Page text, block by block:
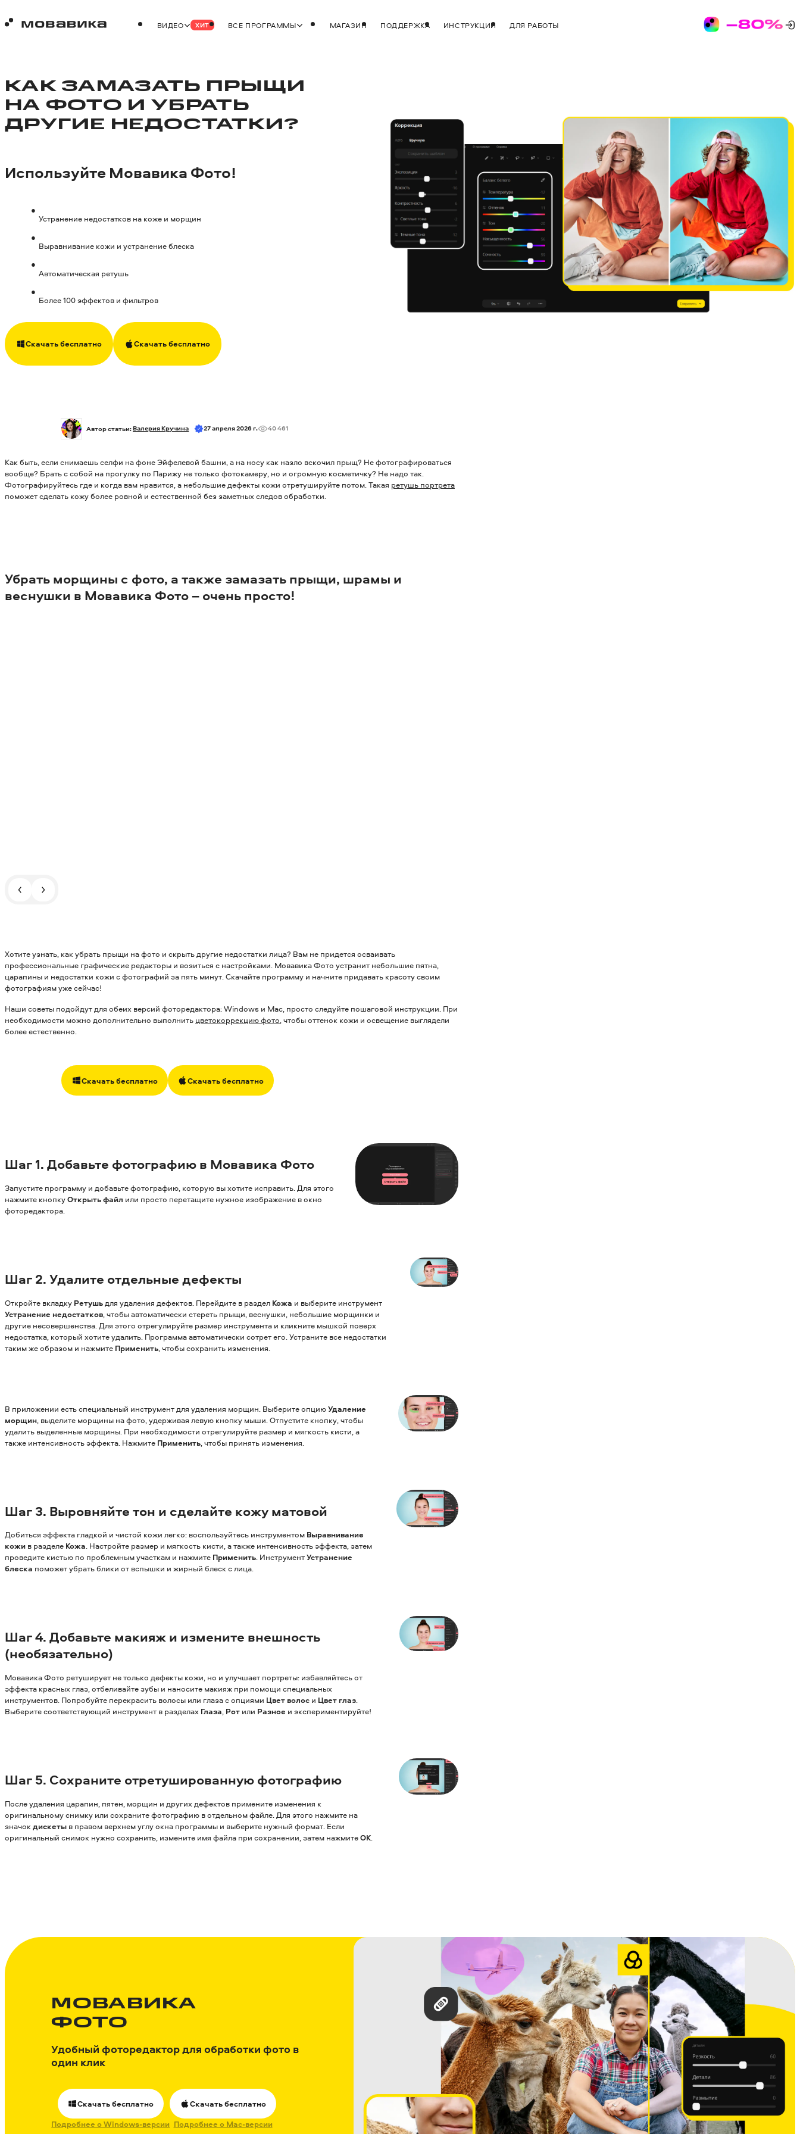
ВИДЕО ХИТ ВСЕ ПРОГРАММЫ МАГАЗИН ПОДДЕРЖКА ИНСТРУКЦИИ ДЛЯ РАБОТЫ
КАК ЗАМАЗАТЬ ПРЫЩИ
НА ФОТО И УБРАТЬ
ДРУГИЕ НЕДОСТАТКИ?
Используйте Мовавика Фото!
Устранение недостатков на коже и морщин
Выравнивание кожи и устранение блеска
Автоматическая ретушь
Более 100 эффектов и фильтров
Скачать бесплатно Скачать бесплатно
Автор статьи: Валерия Кручина 27 апреля 2026 г. 40 461
Как быть, если снимаешь селфи на фоне Эйфелевой башни, а на носу как назло вскочил прыщ? Не фотографироваться
вообще? Брать с собой на прогулку по Парижу не только фотокамеру, но и огромную косметичку? Не надо так.
Фотографируйтесь где и когда вам нравится, а небольшие дефекты кожи отретушируйте потом.Такая ретушь портрета
поможет сделать кожу более ровной и естественной без заметных следов обработки.
Убрать морщины с фото, а также замазать прыщи, шрамы и
веснушки в Мовавика Фото – очень просто!
Хотите узнать, как убрать прыщи на фото и скрыть другие недостатки лица? Вам не придется осваивать
профессиональные графические редакторы и возиться с настройками. Мовавика Фото устранит небольшие пятна,
царапины и недостатки кожи с фотографий за пять минут. Скачайте программу и начните придавать красоту своим
фотографиям уже сейчас!
Наши советы подойдут для обеих версий фоторедактора: Windows и Mac, просто следуйте пошаговой инструкции. При
необходимости можно дополнительно выполнить цветокоррекцию фото, чтобы оттенок кожи и освещение выглядели
более естественно.
Скачать бесплатно Скачать бесплатно
Шаг 1. Добавьте фотографию в Мовавика Фото
Запустите программу и добавьте фотографию, которую вы хотите исправить. Для этого
нажмите кнопкуОткрыть файл или просто перетащите нужное изображение в окно
фоторедактора.
Шаг 2. Удалите отдельные дефекты
Откройте вкладку Ретушьдля удаления дефектов. Перейдите в раздел Кожа и выберите инструмент
Устранение недостатков, чтобы автоматически стереть прыщи, веснушки, небольшие морщинки и
другие несовершенства. Для этого отрегулируйте размер инструмента и кликните мышкой поверх
недостатка, который хотите удалить. Программа автоматически сотрет его. Устраните все недостатки
таким же образом и нажмите Применить, чтобы сохранить изменения.
В приложении есть специальный инструмент для удаления морщин. Выберите опциюУдаление
морщин , выделите морщины на фото, удерживая левую кнопку мыши. Отпустите кнопку, чтобы
удалить выделенные морщины. При необходимости отрегулируйте размер и мягкость кисти, а
также интенсивность эффекта. Нажмите Применить , чтобы принять изменения.
Шаг 3. Выровняйте тон и сделайте кожу матовой
Добиться эффекта гладкой и чистой кожи легко: воспользуйтесь инструментом Выравнивание
кожи в разделе Кожа. Настройте размер и мягкость кисти, а также интенсивность эффекта, затем
проведите кистью по проблемным участкам и нажмите Применить. ИнструментУстранение
блеска поможет убрать блики от вспышки и жирный блеск с лица.
Шаг 4. Добавьте макияж и измените внешность
(необязательно)
Мовавика Фото ретуширует не только дефекты кожи, но и улучшает портреты: избавляйтесь от
эффекта красных глаз, отбеливайте зубы и наносите макияж при помощи специальных
инструментов. Попробуйте перекрасить волосы или глаза с опциями Цвет волос и Цвет глаз.
Выберите соответствующий инструмент в разделах Глаза, Рот или Разное и экспериментируйте!
Шаг 5. Сохраните отретушированную фотографию
После удаления царапин, пятен, морщин и других дефектов примените изменения к
оригинальному снимку или сохраните фотографию в отдельном файле. Для этого нажмите на
значокдискеты в правом верхнем углу окна программы и выберите нужный формат. Если
оригинальный снимок нужно сохранить, измените имя файла при сохранении, затем нажмитеOK.
МОВАВИКА
ФОТО
Удобный фоторедактор для обработки фото в
один клик
Скачать бесплатно
Подробнее о Windows-версии
Скачать бесплатно
Подробнее о Mac-версии